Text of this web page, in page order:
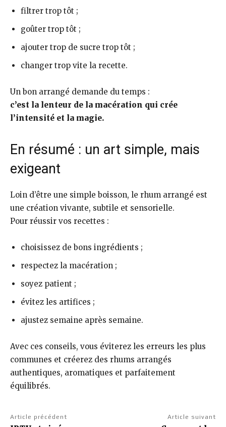
filtrer trop tôt ;
goûter trop tôt ;
ajouter trop de sucre trop tôt ;
changer trop vite la recette.
Un bon arrangé demande du temps :
c’est la lenteur de la macération qui crée
l’intensité et la magie.
En résumé : un art simple, mais
exigeant
Loin d’être une simple boisson, le rhum arrangé est
une création vivante, subtile et sensorielle.
Pour réussir vos recettes :
choisissez de bons ingrédients ;
respectez la macération ;
soyez patient ;
évitez les artifices ;
ajustez semaine après semaine.
Avec ces conseils, vous éviterez les erreurs les plus
communes et créerez des rhums arrangés
authentiques, aromatiques et parfaitement
équilibrés.
Article précédent Article suivant